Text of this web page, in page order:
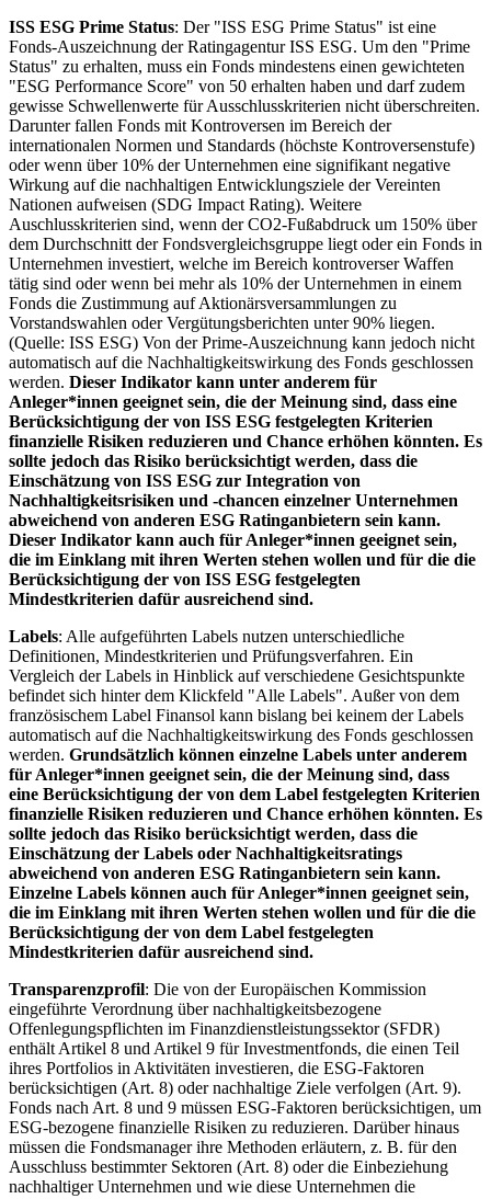
ISS ESG Prime Status: Der "ISS ESG Prime Status" ist eine
Fonds-Auszeichnung der Ratingagentur ISS ESG. Um den "Prime
Status" zu erhalten, muss ein Fonds mindestens einen gewichteten
"ESG Performance Score" von 50 erhalten haben und darf zudem
gewisse Schwellenwerte für Ausschlusskriterien nicht überschreiten.
Darunter fallen Fonds mit Kontroversen im Bereich der
internationalen Normen und Standards (höchste Kontroversenstufe)
oder wenn über 10% der Unternehmen eine signifikant negative
Wirkung auf die nachhaltigen Entwicklungsziele der Vereinten
Nationen aufweisen (SDG Impact Rating). Weitere
Auschlusskriterien sind, wenn der CO2-Fußabdruck um 150% über
dem Durchschnitt der Fondsvergleichsgruppe liegt oder ein Fonds in
Unternehmen investiert, welche im Bereich kontroverser Waffen
tätig sind oder wenn bei mehr als 10% der Unternehmen in einem
Fonds die Zustimmung auf Aktionärsversammlungen zu
Vorstandswahlen oder Vergütungsberichten unter 90% liegen.
(Quelle: ISS ESG) Von der Prime-Auszeichnung kann jedoch nicht
automatisch auf die Nachhaltigkeitswirkung des Fonds geschlossen
werden. Dieser Indikator kann unter anderem für
Anleger*innen geeignet sein, die der Meinung sind, dass eine
Berücksichtigung der von ISS ESG festgelegten Kriterien
finanzielle Risiken reduzieren und Chance erhöhen könnten. Es
sollte jedoch das Risiko berücksichtigt werden, dass die
Einschätzung von ISS ESG zur Integration von
Nachhaltigkeitsrisiken und -chancen einzelner Unternehmen
abweichend von anderen ESG Ratinganbietern sein kann.
Dieser Indikator kann auch für Anleger*innen geeignet sein,
die im Einklang mit ihren Werten stehen wollen und für die die
Berücksichtigung der von ISS ESG festgelegten
Mindestkriterien dafür ausreichend sind.
Labels: Alle aufgeführten Labels nutzen unterschiedliche
Definitionen, Mindestkriterien und Prüfungsverfahren. Ein
Vergleich der Labels in Hinblick auf verschiedene Gesichtspunkte
befindet sich hinter dem Klickfeld "Alle Labels". Außer von dem
französischem Label Finansol kann bislang bei keinem der Labels
automatisch auf die Nachhaltigkeitswirkung des Fonds geschlossen
werden. Grundsätzlich können einzelne Labels unter anderem
für Anleger*innen geeignet sein, die der Meinung sind, dass
eine Berücksichtigung der von dem Label festgelegten Kriterien
finanzielle Risiken reduzieren und Chance erhöhen könnten. Es
sollte jedoch das Risiko berücksichtigt werden, dass die
Einschätzung der Labels oder Nachhaltigkeitsratings
abweichend von anderen ESG Ratinganbietern sein kann.
Einzelne Labels können auch für Anleger*innen geeignet sein,
die im Einklang mit ihren Werten stehen wollen und für die die
Berücksichtigung der von dem Label festgelegten
Mindestkriterien dafür ausreichend sind.
Transparenzprofil: Die von der Europäischen Kommission
eingeführte Verordnung über nachhaltigkeitsbezogene
Offenlegungspflichten im Finanzdienstleistungssektor (SFDR)
enthält Artikel 8 und Artikel 9 für Investmentfonds, die einen Teil
ihres Portfolios in Aktivitäten investieren, die ESG-Faktoren
berücksichtigen (Art. 8) oder nachhaltige Ziele verfolgen (Art. 9).
Fonds nach Art. 8 und 9 müssen ESG-Faktoren berücksichtigen, um
ESG-bezogene finanzielle Risiken zu reduzieren. Darüber hinaus
müssen die Fondsmanager ihre Methoden erläutern, z. B. für den
Ausschluss bestimmter Sektoren (Art. 8) oder die Einbeziehung
nachhaltiger Unternehmen und wie diese Unternehmen die